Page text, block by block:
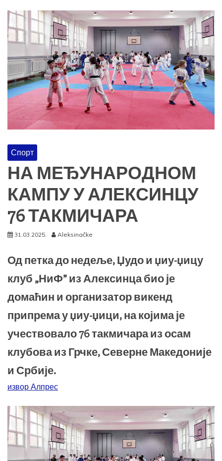
Спорт
НА МЕЂУНАРОДНОМ
КАМПУ У АЛЕКСИНЦУ
76 ТАКМИЧАРА
31.03.2025. Aleksinačke
Од петка до недеље, Џудо и џиу-џицу
клуб „НиФ” из Алексинца био је
домаћин и организатор викенд
припрема у џиу-џици, на којима је
учествовало 76 такмичара из осам
клубова из Грчке, Северне Македоније
и Србије.
извор Алпрес